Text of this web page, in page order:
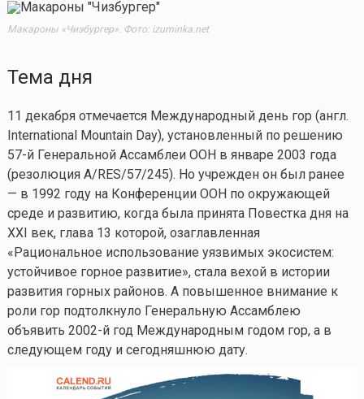
Макароны «Чизбургер». Фото: izuminka.net
Тема дня
11 декабря отмечается Международный день гор (англ.
International Mountain Day), установленный по решению
57-й Генеральной Ассамблеи ООН в январе 2003 года
(резолюция A/RES/57/245). Но учрежден он был ранее
— в 1992 году на Конференции ООН по окружающей
среде и развитию, когда была принята Повестка дня на
XXI век, глава 13 которой, озаглавленная
«Рациональное использование уязвимых экосистем:
устойчивое горное развитие», стала вехой в истории
развития горных районов. А повышенное внимание к
роли гор подтолкнуло Генеральную Ассамблею
объявить 2002-й год Международным годом гор, а в
следующем году и сегодняшнюю дату.